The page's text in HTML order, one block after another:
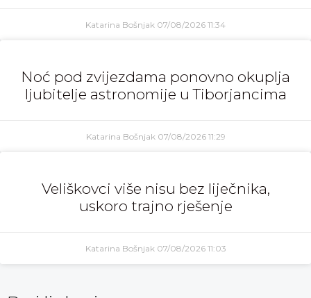
Katarina Bošnjak 07/08/2026 11:34
Noć pod zvijezdama ponovno okuplja
ljubitelje astronomije u Tiborjancima
Katarina Bošnjak 07/08/2026 11:29
Veliškovci više nisu bez liječnika,
uskoro trajno rješenje
Katarina Bošnjak 07/08/2026 11:03